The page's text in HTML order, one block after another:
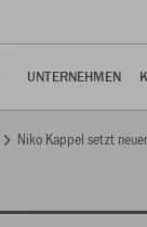
UNTERNEHMEN
Niko Kappel setzt